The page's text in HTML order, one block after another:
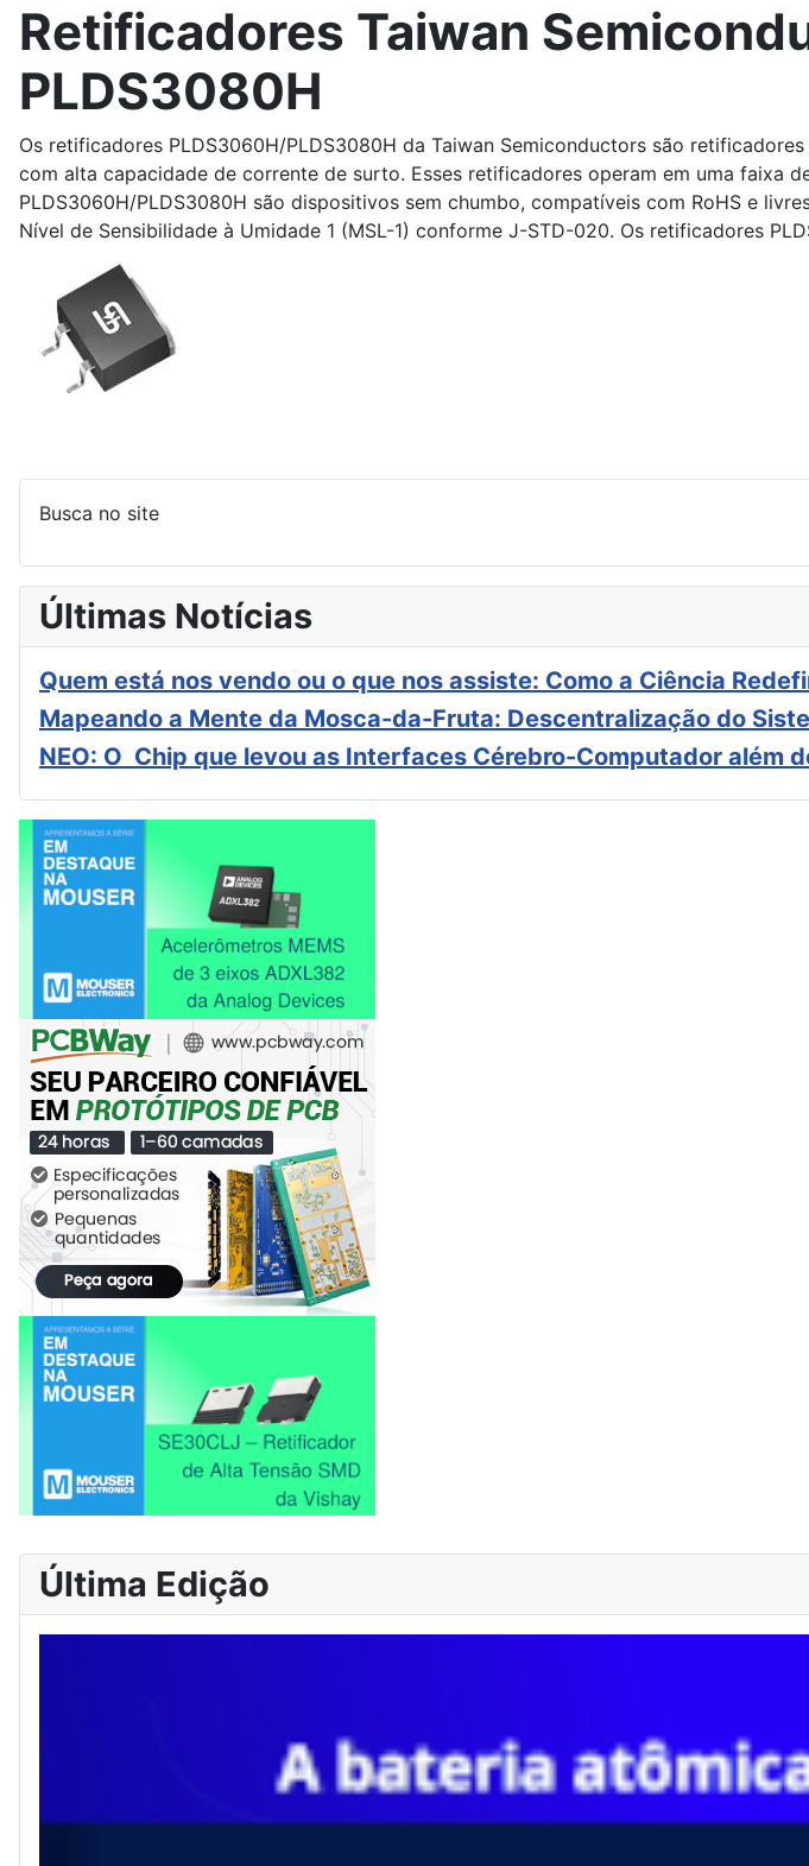
Retificadores Taiwan
PLDS3080H
Os retificadores PLDS3060H/PLDS3080H da Taiwan Semiconductors são
com alta capacidade de corrente de surto. Esses retificadores operam em uma faixa
PLDS3060H/PLDS3080H são dispositivos sem chumbo, compatíveis com RoHS e
Nível de Sensibilidade à Umidade 1 (MSL-1) conforme J-STD-020. Os retificadores
Busca no site
Últimas Notícias
Quem está nos vendo ou o que nos assiste: Como a Ciência
Mapeando a Mente da Mosca-da-Fruta: Descentralização do
NEO: O Chip que levou as Interfaces Cérebro-Computador além
Última Edição